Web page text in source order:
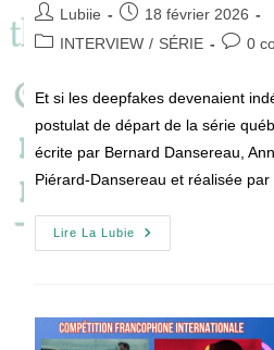
Auteur/autrice
de
Lubiie
Publication
publiée :
18 février 2026
PostINTERVIEW / SÉRIE 0
Et si les deepfakes devenaient
postulat de départ de la série
écrite par Bernard Dansereau,
Piérard-Dansereau et réalisée par
Lire La Lubie
[VIDEO]
L’INDÉTECTABLE